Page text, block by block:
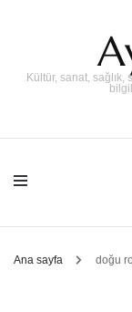
Kültür, sanat,
Ana sayfa doğu